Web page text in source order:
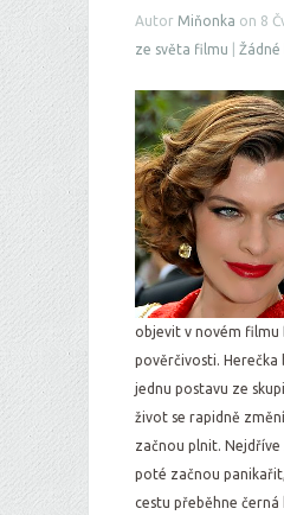
Autor Miňonka on 8
ze světa filmu
objevit v novém filmu
pověrčivosti.
jednu postavu ze
život se rapidně
začnou plnit. Nejdříve
poté začnou
cestu přeběhne černá